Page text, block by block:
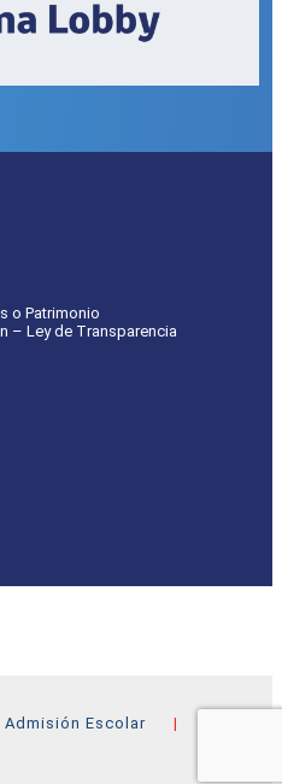
o Patrimonio
– Ley de Transparencia
Admisión Escolar